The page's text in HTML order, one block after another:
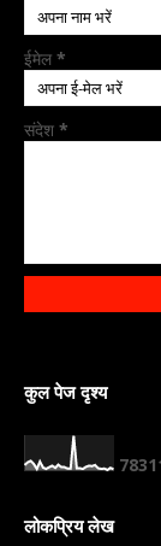
ईमेल *
संदेश *
कुल पेज दृश्य
7831
लोकप्रिय लेख